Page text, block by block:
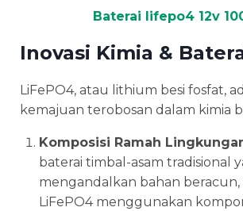
Baterai lifepo4 12v
Inovasi Kimia &
LiFePO4, atau lithium besi fosfat,
kemajuan terobosan dalam kimia
Komposisi Ramah
baterai timbal-asam tradisional
mengandalkan bahan beracun,
LiFePO4 menggunakan